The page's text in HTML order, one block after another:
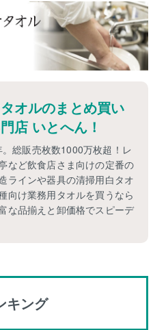
オルのまとめ買い
店 いとへん！
総販売枚数1000万枚超！レ
など飲食店さま向けの定番の
ラインや器具の清掃用白タオ
向け業務用タオルを買うなら
な品揃えと卸価格でスピーデ
キング